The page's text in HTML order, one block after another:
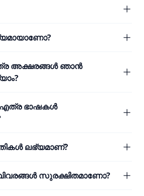
അക്ഷരങ്ങൾ ഞാൻ
എത്ര ഭാഷകൾ
ലഭ്യമാണ്?
സുരക്ഷിതമാണോ?